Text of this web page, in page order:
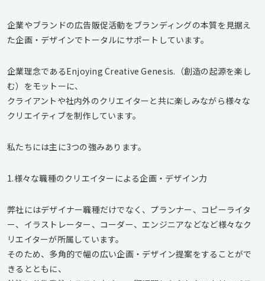
企業やブランドの広告販促活動をブランディングの本質を見据え
た企画・デザインでトータルにサポートしています。
企業理念であるEnjoying Creative Genesis.（創造の起源を楽し
む）をモットーに、
クライアントや社内外のクリエイターと共に楽しみながら様々な
クリエイティブを制作しています。
私たちには主に3つの強みあります。
1.様々な職種のクリエイターによる企画・デザイン力
弊社にはデザイナー職種だけでなく、プランナー、コピーライタ
ー、イラストレーター、コーダー、エンジニアなどなど様々なク
リエイターが所属しています。
そのため、多角的で幅の広い企画・デザイン提案をすることがで
きるとともに、